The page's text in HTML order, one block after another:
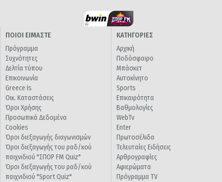
ΠΟΙΟΙ ΕΙΜΑΣΤΕ
Πρόγραμμα
Συχνότητες
Δελτία τύπου
Επικοινωνία
Greece Is
Οικ. Καταστάσεις
Όροι Χρήσης
Προσωπικά Δεδομένα
Cookies
Όροι διεξαγωγής διαγωνισμών
Όροι διεξαγωγής του ραδ/κού
παιχνιδιού "ΣΠΟΡ FM Quiz"
Όροι διεξαγωγής του ραδ/κού
παιχνιδιού "Sport Quiz"
ΚΑΤΗΓΟΡΙΕΣ
Αρχική
Ποδόσφαιρο
Μπάσκετ
Αυτοκίνητο
Sports
Επικαιρότητα
Βαθμολογίες
WebTv
Enter
Πρωτοσέλιδα
Τελευταίες Ειδήσεις
Αρθρογραφίες
Αφιερώματα
Πρόγραμμα TV